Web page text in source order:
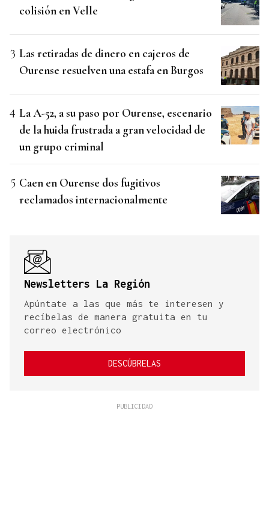
colisión en Velle
Las retiradas de dinero en cajeros de
Ourense resuelven una estafa en Burgos
La A-52, a su paso por Ourense, escenario
de la huida frustrada a gran velocidad de
un grupo criminal
Caen en Ourense dos fugitivos
reclamados internacionalmente
Newsletters La Región
Apúntate a las que más te interesen y
recíbelas de manera gratuita en tu
correo electrónico
DESCÚBRELAS